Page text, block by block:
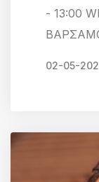
- 13∶00
02-05-